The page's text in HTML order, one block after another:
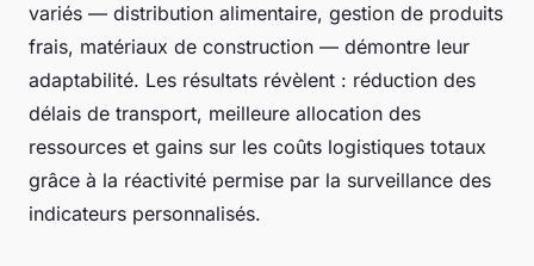
variés — distribution alimentaire, gestion de produits
frais, matériaux de construction — démontre leur
adaptabilité. Les résultats révèlent : réduction des
délais de transport, meilleure allocation des
ressources et gains sur les coûts logistiques totaux
grâce à la réactivité permise par la surveillance des
indicateurs personnalisés.